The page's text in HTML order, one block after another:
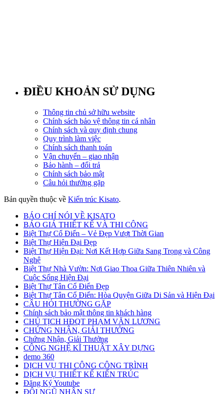
ĐIỀU KHOẢN SỬ DỤNG
Thông tin chủ sở hữu website
Chính sách bảo vệ thông tin cá nhân
Chính sách và quy định chung
Quy trình làm việc
Chính sách thanh toán
Vận chuyển – giao nhận
Bảo hành – đổi trả
Chính sách bảo mật
Câu hỏi thường gặp
Bản quyền thuộc về Kiến trúc Kisato.
BÁO CHÍ NÓI VỀ KISATO
BÁO GIÁ THIẾT KẾ VÀ THI CÔNG
Biệt Thự Cổ Điển – Vẻ Đẹp Vượt Thời Gian
Biệt Thự Hiện Đại Đẹp
Biệt Thự Hiện Đại: Nơi Kết Hợp Giữa Sang Trọng và Công
Nghệ
Biệt Thự Nhà Vườn: Nơi Giao Thoa Giữa Thiên Nhiên và
Cuộc Sống Hiện Đại
Biệt Thự Tân Cổ Điển Đẹp
Biệt Thự Tân Cổ Điển: Hòa Quyện Giữa Di Sản và Hiện Đại
CÂU HỎI THƯỜNG GẶP
Chính sách bảo mật thông tin khách hàng
CHỦ TỊCH HĐQT PHẠM VĂN LƯƠNG
CHỨNG NHẬN, GIẢI THƯỞNG
Chứng Nhận, Giải Thưởng
CÔNG NGHỆ KĨ THUẬT XÂY DỰNG
demo 360
DỊCH VỤ THI CÔNG CÔNG TRÌNH
DỊCH VỤ THIẾT KẾ KIẾN TRÚC
Đăng Ký Youtube
ĐỘI NGŨ NHÂN SỰ